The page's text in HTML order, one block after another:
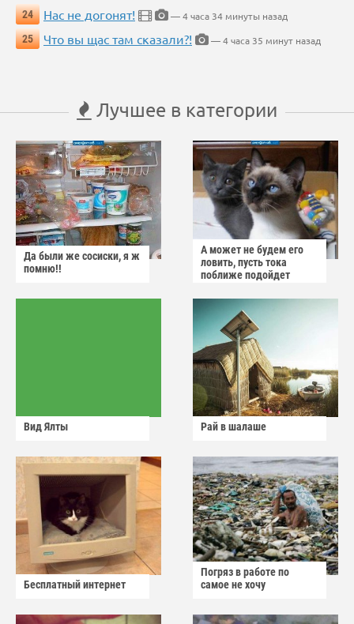
24
Нас не догонят!
— 4 часа 34 минуты назад
25
Что вы щас там сказали?! — 4 часа 35 минут назад
Лучшее в категории
Да были же сосиски, я ж
помню!!
А может не будем его
ловить, пусть тока
поближе подойдет
Вид Ялты Рай в шалаше
Бесплатный интернет
Погряз в работе по
самое не хочу